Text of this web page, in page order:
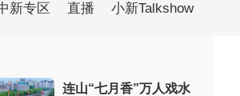
新专区 直播 小新Talkshow
连山“七月香”万人戏水